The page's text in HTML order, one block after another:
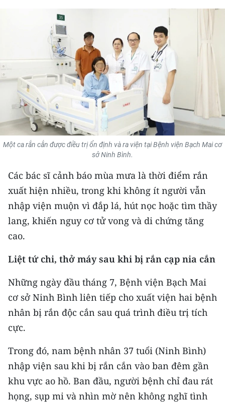
THỂ THAO
GIÁO DỤC
Y TẾ
KHOA HỌC - CÔNG NGHỆ
MÔI TRƯỜNG
KIỂM CHỨNG THÔNG TIN
TRI THỨC CHUYÊN SÂU
54 DÂN TỘC VIỆT NAM
CHƯƠNG TRÌNH OCOP - MỖI XÃ
MỘT SẢN PHẨM
RADIO
MEDIA CENTER
E-Magazine
Video
Media Chính trị
Một ca rắn cắn được điều trị ổn định và ra viện tại Bệnh viện Bạch Mai cơ
sở Ninh Bình.
Các bác sĩ cảnh báo mùa mưa là thời điểm rắn
xuất hiện nhiều, trong khi không ít người vẫn
nhập viện muộn vì đắp lá, hút nọc hoặc tìm thầy
lang, khiến nguy cơ tử vong và di chứng tăng
cao.
Liệt tứ chi, thở máy sau khi bị rắn cạp nia cắn
Những ngày đầu tháng 7, Bệnh viện Bạch Mai
cơ sở Ninh Bình liên tiếp cho xuất viện hai bệnh
nhân bị rắn độc cắn sau quá trình điều trị tích
cực.
Trong đó, nam bệnh nhân 37 tuổi (Ninh Bình)
nhập viện sau khi bị rắn cắn vào ban đêm gần
khu vực ao hồ. Ban đầu, người bệnh chỉ đau rát
họng, sụp mi và nhìn mờ nên không nghĩ tình